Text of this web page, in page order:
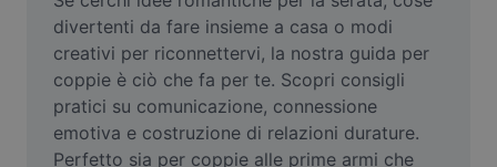
AI People Remover
AI Inpainting
Face Cutout
divertenti da fare insieme a casa o modi
creativi per riconnettervi, la nostra guida per
coppie è ciò che fa per te. Scopri consigli
pratici su comunicazione, connessione
emotiva e costruzione di relazioni durature.
Perfetto sia per coppie alle prime armi che